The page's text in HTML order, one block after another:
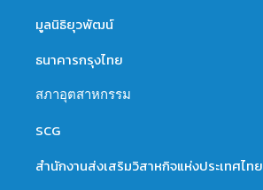
มูลนิธิยุวพัฒน์
ธนาคารกรุงไทย
สภาอุตสาหกรรม
SCG
สำนักงานส่งเสริมวิสาหกิจแห่งประเทศไทย